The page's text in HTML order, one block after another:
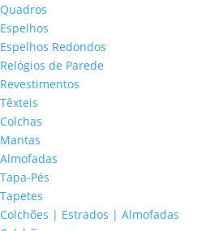
Quadros
Espelhos
Espelhos Redondos
Relógios de Parede
Revestimentos
Têxteis
Colchas
Mantas
Almofadas
Tapa-Pés
Tapetes
Colchões | Estrados | Almofadas